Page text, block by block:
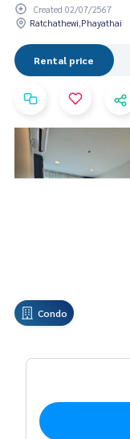
Created 02/07/2567
Ratchathewi,Phayathai
Rental price
Condo